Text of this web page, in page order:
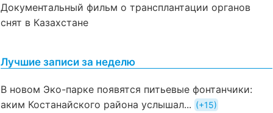
Документальный фильм о трансплантации органов
снят в Казахстане
Лучшие записи за неделю
В новом Эко-парке появятся питьевые фонтанчики:
аким Костанайского района услышал...
+15